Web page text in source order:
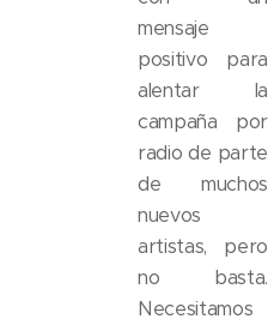
mensaje
positivo para
alentar la
campaña por
radio de parte
de muchos
nuevos
artistas, pero
no basta.
Necesitamos